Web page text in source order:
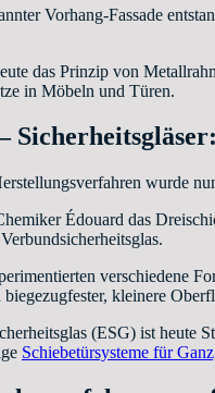
Vorhang-Fassade
das Prinzip von
in Möbeln und Türen.
wurde
Édouard das
verschiedene
kleinere
(ESG) ist heute
Schiebetürsysteme für